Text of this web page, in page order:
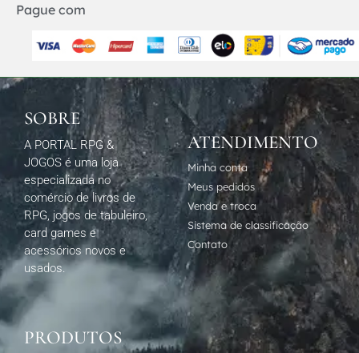
Pague com
SOBRE
A PORTAL RPG &
JOGOS é uma loja
especializada no
comércio de livros de
RPG, jogos de tabuleiro,
card games e
acessórios novos e
usados.
ATENDIMENTO
Minha conta
Meus pedidos
Venda e troca
Sistema de classificação
Contato
PRODUTOS